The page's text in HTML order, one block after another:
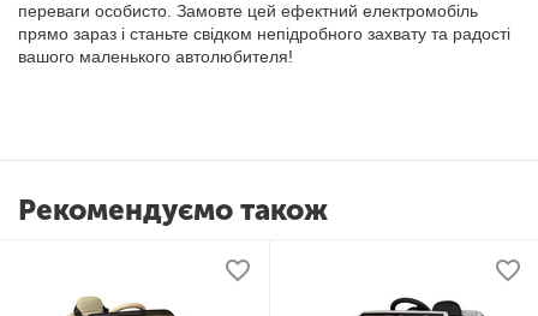
переваги особисто. Замовте цей ефектний електромобіль
прямо зараз і станьте свідком непідробного захвату та радості
вашого маленького автолюбителя!
Рекомендуємо також